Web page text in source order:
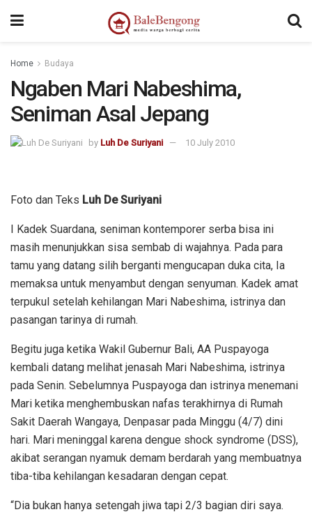
Home Budaya
Ngaben Mari Nabeshima,
Seniman Asal Jepang
by Luh De Suriyani 10 July 2010
Foto dan Teks Luh De Suriyani
I Kadek Suardana, seniman kontemporer serba bisa ini
masih menunjukkan sisa sembab di wajahnya. Pada para
tamu yang datang silih berganti mengucapan duka cita, Ia
memaksa untuk menyambut dengan senyuman. Kadek amat
terpukul setelah kehilangan Mari Nabeshima, istrinya dan
pasangan tarinya di rumah.
Begitu juga ketika Wakil Gubernur Bali, AA Puspayoga
kembali datang melihat jenasah Mari Nabeshima, istrinya
pada Senin. Sebelumnya Puspayoga dan istrinya menemani
Mari ketika menghembuskan nafas terakhirnya di Rumah
Sakit Daerah Wangaya, Denpasar pada Minggu (4/7) dini
hari. Mari meninggal karena dengue shock syndrome (DSS),
akibat serangan nyamuk demam berdarah yang membuatnya
tiba-tiba kehilangan kesadaran dengan cepat.
“Dia bukan hanya setengah jiwa tapi 2/3 bagian diri saya.